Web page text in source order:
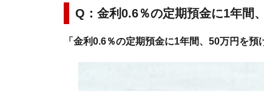
Q：金利0.6％の定期預金に1年間
「金利0.6％の定期預金に1年間、50万円を